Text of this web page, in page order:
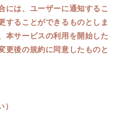
には、ユーザーに通知するこ
することができるものとしま
本サービスの利用を開始した
更後の規約に同意したものと
）